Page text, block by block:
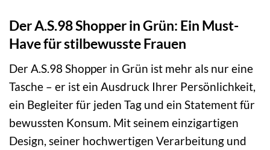
Der A.S.98 Shopper in Grün: Ein Must-
Have für stilbewusste Frauen
Der A.S.98 Shopper in Grün ist mehr als nur eine
Tasche – er ist ein Ausdruck Ihrer Persönlichkeit,
ein Begleiter für jeden Tag und ein Statement für
bewussten Konsum. Mit seinem einzigartigen
Design, seiner hochwertigen Verarbeitung und